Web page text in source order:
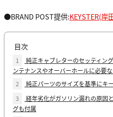
●BRAND POST提供:KEYSTER(岸
目次
1
純正キャブレターのセッティン
ンテナンスやオーバーホールに必要
2
純正パーツのサイズを基準にキ
3
経年劣化がガソリン漏れの原因
グも付属